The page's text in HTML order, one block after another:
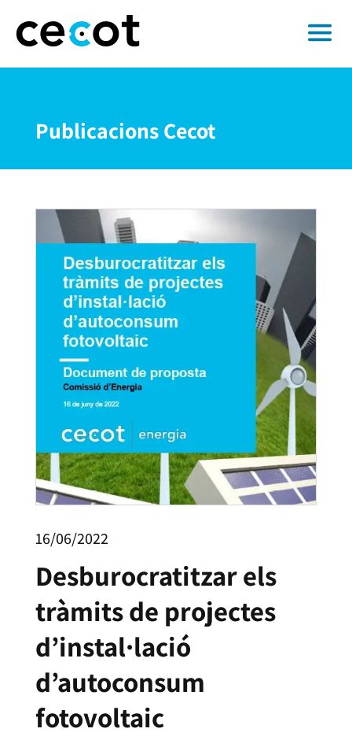
Publicacions Cecot
16/06/2022
Desburocratitzar els
tràmits de projectes
d’instal·lació
d’autoconsum
fotovoltaic